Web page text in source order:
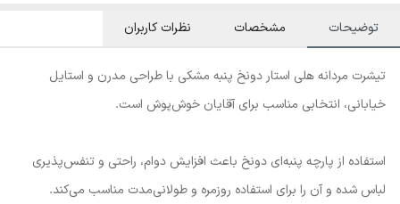
توضیحات مشخصات نظرات کاربران
تیشرت مردانه هلی استار دونخ پنبه مشکی با طراحی مدرن و استایل
خیابانی، انتخابی مناسب برای آقایان خوش‌پوش است.
استفاده از پارچه پنبه‌ای دونخ باعث افزایش دوام، راحتی و تنفس‌پذیری
لباس شده و آن را برای استفاده روزمره و طولانی‌مدت مناسب می‌کند.